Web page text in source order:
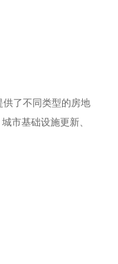
了不同类型的房地
市基础设施更新、